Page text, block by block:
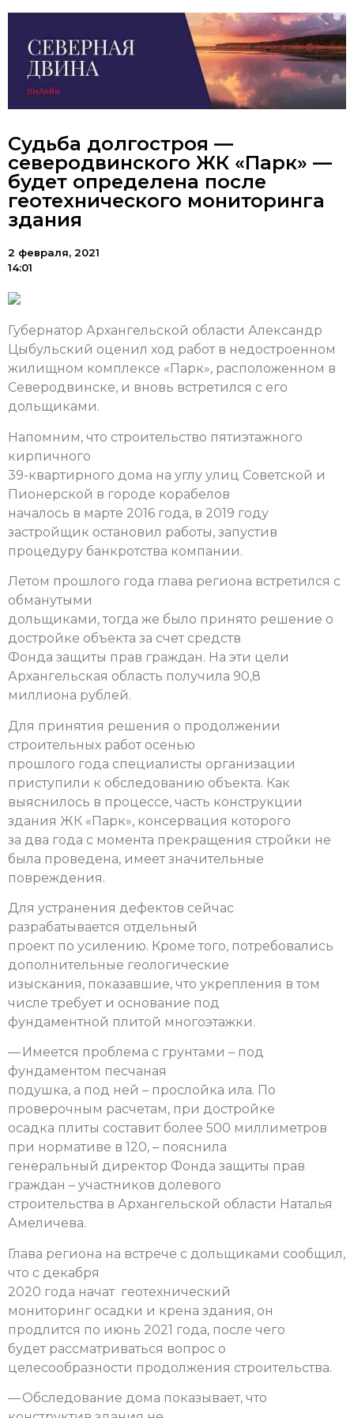
Судьба долгостроя —
северодвинского ЖК «Парк» —
будет определена после
геотехнического мониторинга
здания
2 февраля, 2021
14:01
Губернатор Архангельской области Александр
Цыбульский оценил ход работ в недостроенном
жилищном комплексе «Парк», расположенном в
Северодвинске, и вновь встретился с его
дольщиками.
Напомним, что строительство пятиэтажного
кирпичного
39-квартирного дома на углу улиц Советской и
Пионерской в городе корабелов
началось в марте 2016 года, в 2019 году
застройщик остановил работы, запустив
процедуру банкротства компании.
Летом прошлого года глава региона встретился с
обманутыми
дольщиками, тогда же было принято решение о
достройке объекта за счет средств
Фонда защиты прав граждан. На эти цели
Архангельская область получила 90,8
миллиона рублей.
Для принятия решения о продолжении
строительных работ осенью
прошлого года специалисты организации
приступили к обследованию объекта. Как
выяснилось в процессе, часть конструкции
здания ЖК «Парк», консервация которого
за два года с момента прекращения стройки не
была проведена, имеет значительные
повреждения.
Для устранения дефектов сейчас
разрабатывается отдельный
проект по усилению. Кроме того, потребовались
дополнительные геологические
изыскания, показавшие, что укрепления в том
числе требует и основание под
фундаментной плитой многоэтажки.
— Имеется проблема с грунтами – под
фундаментом песчаная
подушка, а под ней – прослойка ила. По
проверочным расчетам, при достройке
осадка плиты составит более 500 миллиметров
при нормативе в 120, – пояснила
генеральный директор Фонда защиты прав
граждан – участников долевого
строительства в Архангельской области Наталья
Амеличева.
Глава региона на встрече с дольщиками сообщил,
что с декабря
2020 года начат геотехнический
мониторинг осадки и крена здания, он
продлится по июнь 2021 года, после чего
будет рассматриваться вопрос о
целесообразности продолжения строительства.
— Обследование дома показывает, что